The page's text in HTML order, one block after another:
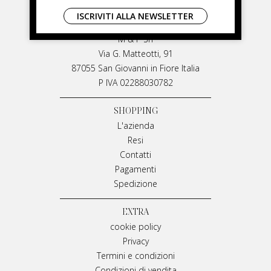
LIVIANA MIRARCHI
M & P Srl
Via G. Matteotti, 91
87055 San Giovanni in Fiore Italia
P IVA 02288030782
SHOPPING
L'azienda
Resi
Contatti
Pagamenti
Spedizione
EXTRA
cookie policy
Privacy
Termini e condizioni
ISCRIVITI ALLA NEWSLETTER